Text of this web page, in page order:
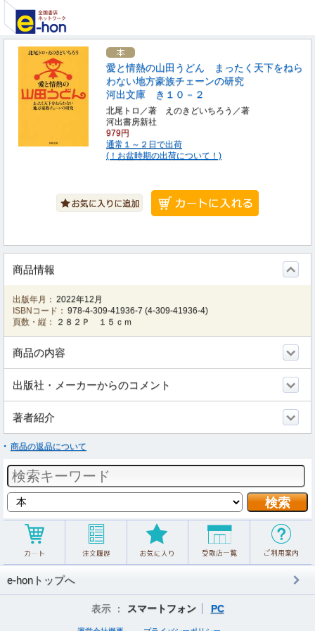
愛と情熱の山田うどん まったく天下をねら
わない地方豪族チェーンの研究
河出文庫 き１０－２
北尾トロ／著 えのきどいちろう／著
河出書房新社
979円
通常１～２日で出荷
(！お盆時期の出荷について！)
商品情報
出版年月： 2022年12月
ISBNコード： 978-4-309-41936-7 (4-309-41936-4)
頁数・縦：
２８２Ｐ １５ｃｍ
商品の内容
出版社・メーカーからのコメント
著者紹介
商品の返品について
e-honトップへ
表示 ： スマートフォン PC